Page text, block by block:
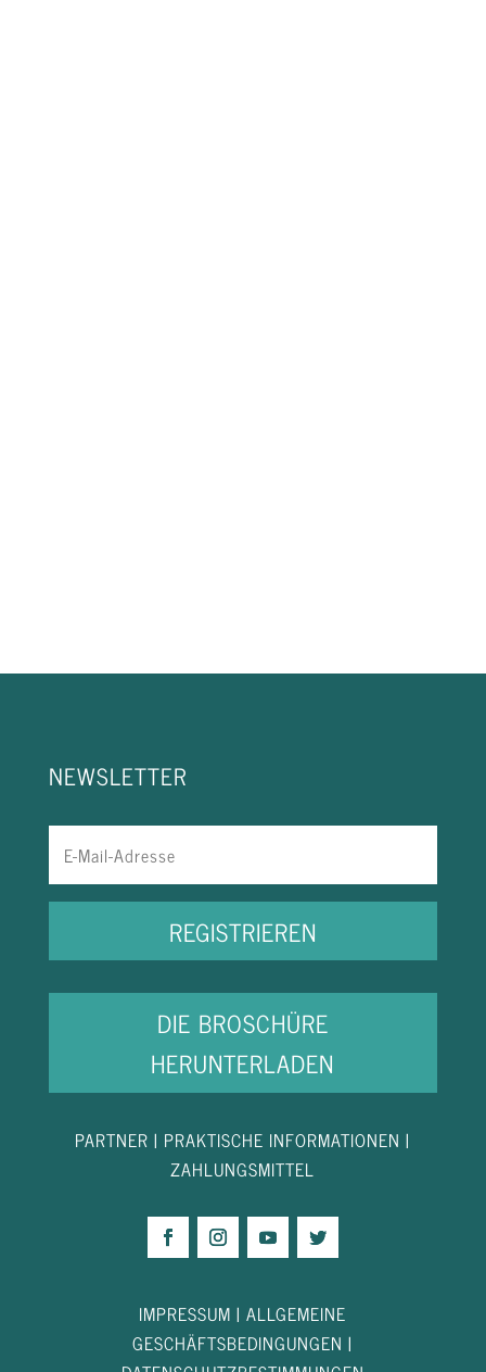
NEWSLETTER
REGISTRIEREN
DIE BROSCHÜRE
HERUNTERLADEN
PARTNER | PRAKTISCHE INFORMATIONEN |
ZAHLUNGSMITTEL
IMPRESSUM|ALLGEMEINE
GESCHÄFTSBEDINGUNGEN |